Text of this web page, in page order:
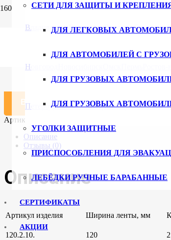
Владивосток ВолгоградВоронеж
Новгород
ПетербургУльяновскУфаХабаровск
СЕТИ ДЛЯ ЗАЩИТЫ И
ДЛЯ ЛЕГКОВЫХ
ДЛЯ АВТОМОБИЛЕЙ С
ДЛЯ ГРУЗОВЫХ
ДЛЯ ГРУЗОВЫХ
УГОЛКИ ЗАЩИТНЫЕ
ПРИСПОСОБЛЕНИЯ ДЛЯ
ЛЕБЁДКИ РУЧНЫЕ БАРАБАННЫЕ
СЕРТИФИКАТЫ
АКЦИИ
₽
Количество товара Буксировочный трос
В корзину
Артикул:
Описание
Отзывы (0)
Описание
Артикул изделия Ширина ленты, мм
120.2.10.
120 2